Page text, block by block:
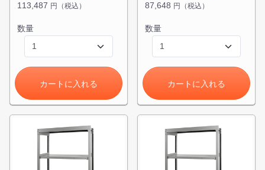
113,487 円（税込）
数量
カートに入れる
87,648 円（税込）
数量
カートに入れる